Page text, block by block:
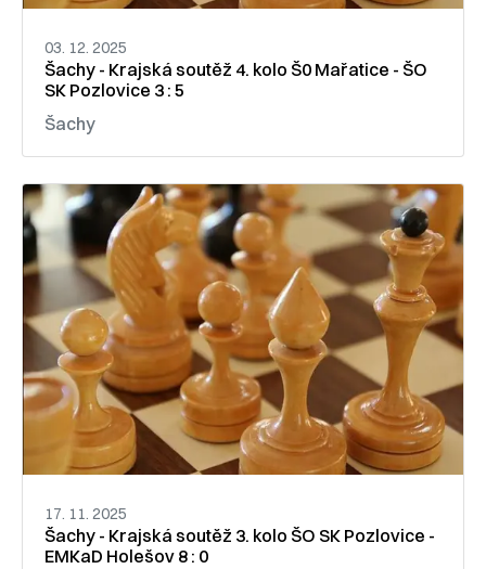
03. 12. 2025
Šachy - Krajská soutěž 4. kolo Š0 Mařatice - ŠO
SK Pozlovice 3 : 5
Šachy
17. 11. 2025
Šachy - Krajská soutěž 3. kolo ŠO SK Pozlovice -
EMKaD Holešov 8 : 0